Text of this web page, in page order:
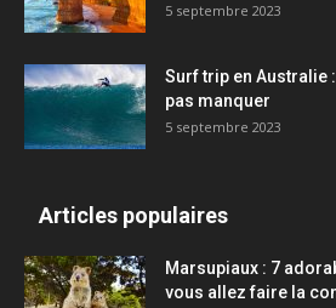
5 septembre 2023
Surf trip en Australie
pas manquer
5 septembre 2023
Articles populaires
Marsupiaux : 7
vous allez faire la